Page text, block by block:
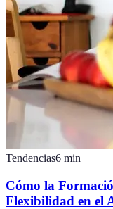
Tendencias6 min
Cómo la
Flexibilidad en el